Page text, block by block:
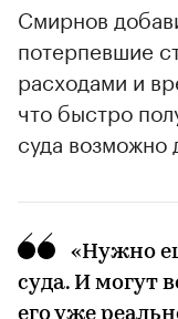
Смирнов
потерпевшие
расходами и
что быстро
суда возможно
«Нужно
суда. И могут